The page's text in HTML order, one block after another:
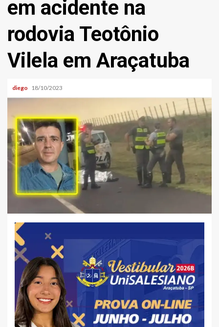
em acidente na
rodovia Teotônio
Vilela em Araçatuba
diego 18/10/2023